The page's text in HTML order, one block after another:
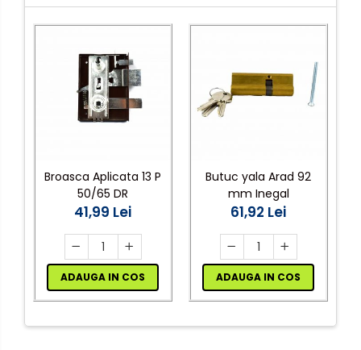
Broasca Aplicata 13 P
50/65 DR
41,99 Lei
ADAUGA IN COS
Butuc yala Arad 92
mm Inegal
61,92 Lei
ADAUGA IN COS